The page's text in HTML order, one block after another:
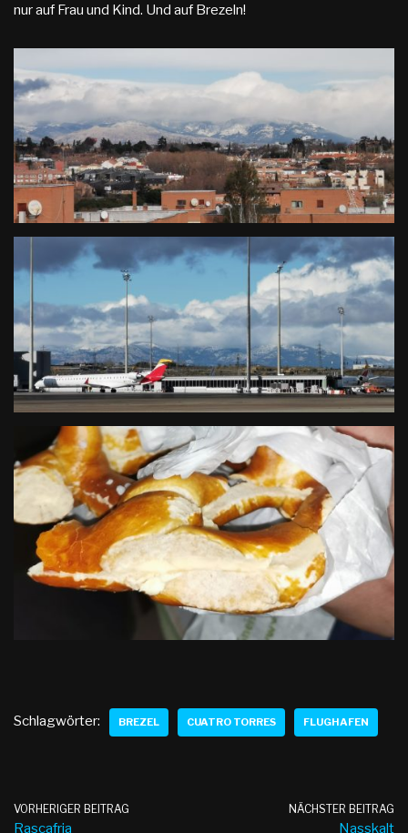
nur auf Frau und Kind. Und auf Brezeln!
Schlagwörter: BREZEL CUATRO TORRES FLUGHAFEN
VORHERIGER BEITRAG
Rascafria
NÄCHSTER BEITRAG
Nasskalt